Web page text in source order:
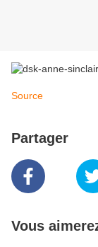
Source
Partager
Vous